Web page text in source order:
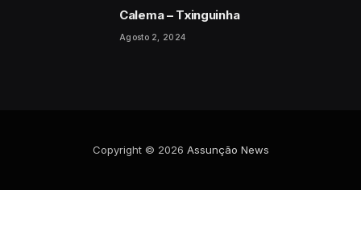
Calema – Txinguinha
Agosto 2, 2024
Copyright © 2026 Assunção News